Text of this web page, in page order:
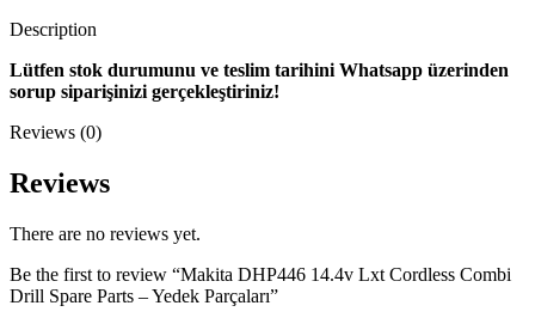
Description
Lütfen stok durumunu ve teslim tarihini Whatsapp üzerinden
sorup siparişinizi gerçekleştiriniz!
Reviews (0)
Reviews
There are no reviews yet.
Be the first to review “Makita DHP446 14.4v Lxt Cordless Combi
Drill Spare Parts – Yedek Parçaları”